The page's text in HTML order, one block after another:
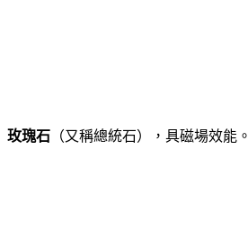
玫瑰石 （又稱總統石），具磁場效能。